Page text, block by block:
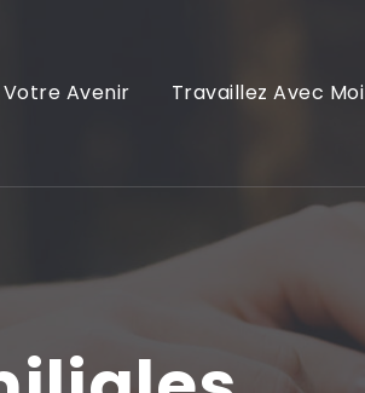
Votre Avenir Travaillez Avec Moi